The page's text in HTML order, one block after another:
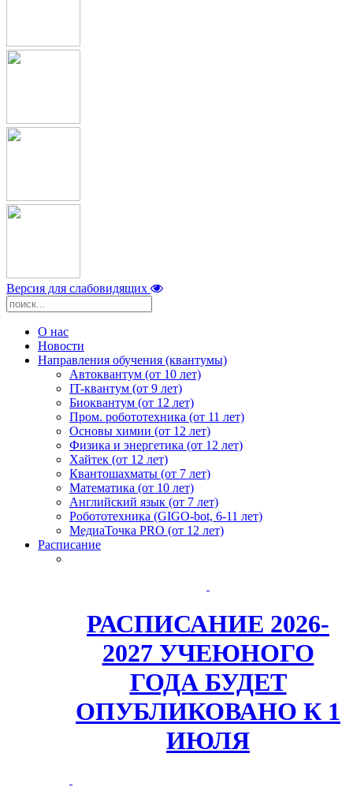
Версия для слабовидящих
О нас
Новости
Направления обучения (квантумы)
Автоквантум (от 10 лет)
IT-квантум (от 9 лет)
Биоквантум (от 12 лет)
Пром. робототехника (от 11 лет)
Основы химии (от 12 лет)
Физика и энергетика (от 12 лет)
Хайтек (от 12 лет)
Квантошахматы (от 7 лет)
Математика (от 10 лет)
Английский язык (от 7 лет)
Робототехника (GIGO-bot, 6-11 лет)
МедиаТочка PRO (от 12 лет)
Расписание
РАСПИСАНИЕ 2026-
2027 УЧЕЮНОГО
ГОДА БУДЕТ
ОПУБЛИКОВАНО К 1
ИЮЛЯ